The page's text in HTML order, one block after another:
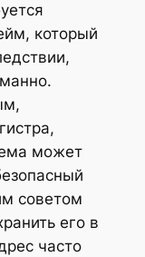
который
может
советом
его в
часто